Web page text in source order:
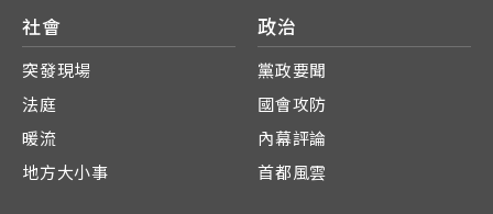
社會
突發現場
法庭
暖流
地方大小事
政治
黨政要聞
國會攻防
內幕評論
首都風雲